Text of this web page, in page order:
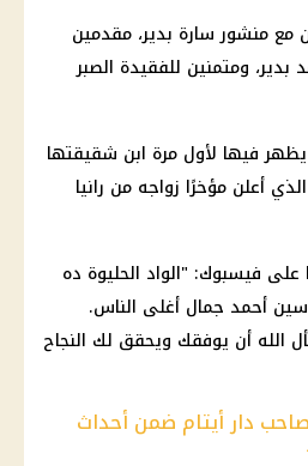
مع منشور سارة بدير، مقدمين
بدير، ومتمنين للفقيدة الصبر
فيها لأول مرة ابن شقيقتها
أعلن مؤخرًا زواجه من رانيا
فيسبوك: "الواد الحليوة ده
أحمد جمال أغلى الناس.
الله أن يوفقك ويحقق لك النجاح
دار أيتام ضمن أحداث